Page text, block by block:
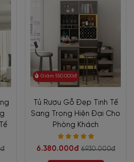
Đại Chất Lượng TR-2065
mang đến
sang trọng và tạo nên không gian sự
là lựa chọn hoàn hảo nếu bạn là người
Giảm 550.000đ
Tủ Rượu Gỗ Đẹp Tinh Tế
Sang Trọng Hiện Đại Cho
Phòng Khách
6.380.000đ 6.930.000đ